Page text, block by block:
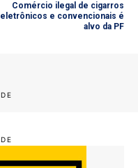
Comércio ilegal de cigarros
eletrônicos e convencionais é
alvo da PF